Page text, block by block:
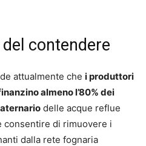
contendere
attualmente che i produttori
almeno l’80% dei
delle acque reflue
consentire di rimuovere i
dalla rete fognaria